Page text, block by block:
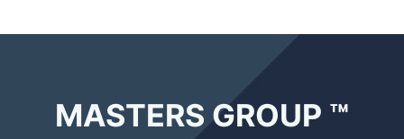
MASTERS GROUP ™